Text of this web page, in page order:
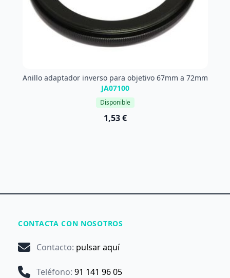
Anillo adaptador inverso para objetivo 67mm a 72mm
JA07100
Disponible
1,53 €
CONTACTA CON NOSOTROS
Contacto: pulsar aquí
Teléfono: 91 141 96 05